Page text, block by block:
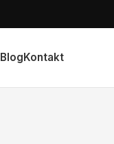
BlogKontakt